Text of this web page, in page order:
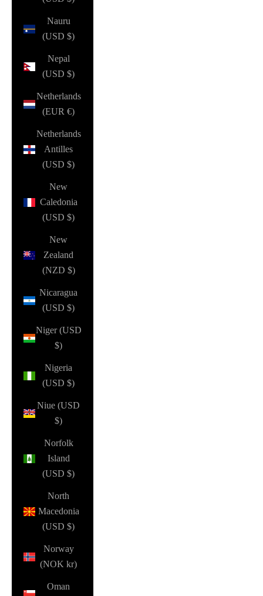
Nauru
(USD $)
Nepal
(USD $)
Netherlands
(EUR €)
Netherlands
Antilles
(USD $)
New
Caledonia
(USD $)
New
Zealand
(NZD $)
Nicaragua
(USD $)
Niger (USD
$)
Nigeria
(USD $)
Niue (USD
$)
Norfolk
Island
(USD $)
North
Macedonia
(USD $)
Norway
(NOK kr)
Oman